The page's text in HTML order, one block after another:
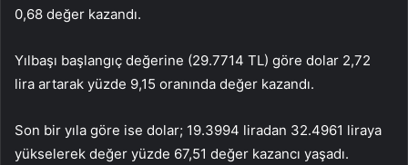
0,68 değer kazandı.
Yılbaşı başlangıç değerine (29.7714 TL) göre dolar 2,72
lira artarak yüzde 9,15 oranında değer kazandı.
Son bir yıla göre ise dolar; 19.3994 liradan 32.4961 liraya
yükselerek değer yüzde 67,51 değer kazancı yaşadı.